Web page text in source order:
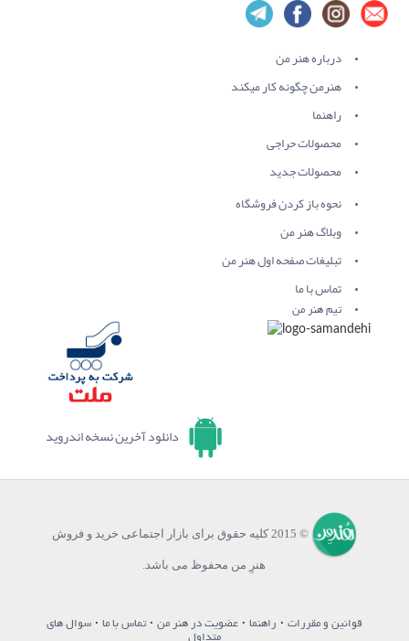
درباره هنر من
هنرمن چگونه کار میکند
راهنما
محصولات حراجی
محصولات جدید
نحوه باز کردن فروشگاه
وبلاگ هنر من
تبلیغات صفحه اول هنر من
تماس با ما
تیم هنر من
دانلود آخرین نسخه اندروید
© 2015 کلیه حقوق برای بازار اجتماعی خرید و فروش
هنرِ من محفوظ می باشد.
قوانین و مقررات · راهنما ·عضویت در هنر من ·تماس با ما ·سوال های
متداول